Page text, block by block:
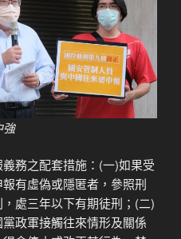
強
務之配套措施：(一)如果受
有虛偽或隱匿者，參照刑
處三年以下有期徒刑；(二)
政軍接觸往來情形及關係